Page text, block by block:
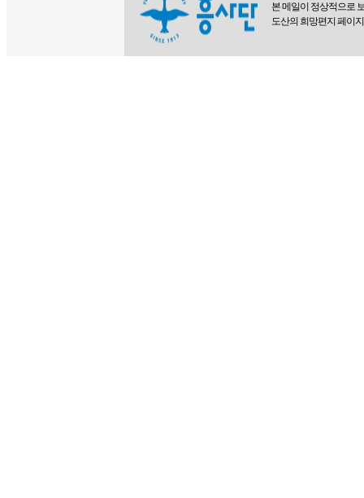
본 메일이 정상적으로
도산의 희망편지 페이